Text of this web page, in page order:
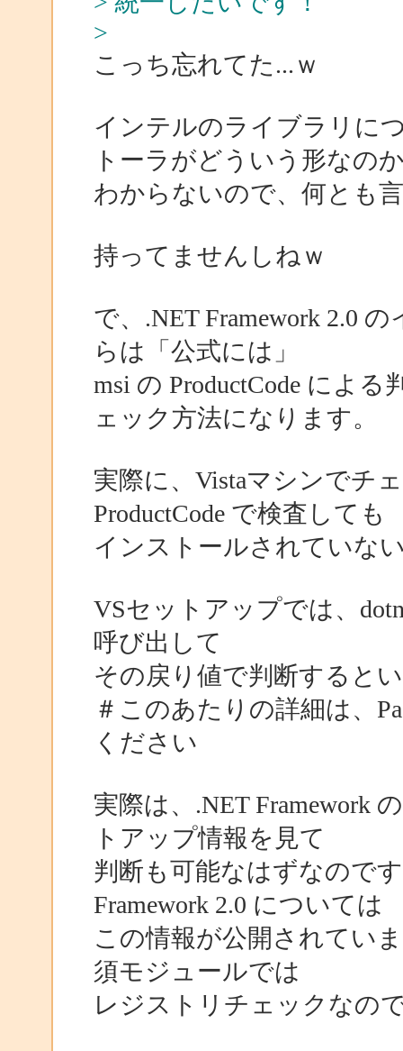
>
こっち忘れてた...ｗ
インテルのライブラリに
トーラがどういう形なの
わからないので、何とも
持ってませんしねｗ
で、.NET Framework 2.0
らは「公式には」
msi の ProductCode によ
ェック方法になります。
実際に、Vistaマシンでチ
ProductCode で検査しても
インストールされていな
VSセットアップでは、
呼び出して
その戻り値で判断すると
＃このあたりの詳細は、
ください
実際は、.NET Framework
トアップ情報を見て
判断も可能なはずなので
Framework 2.0 については
この情報が公開されてい
須モジュールでは
レジストリチェックなの